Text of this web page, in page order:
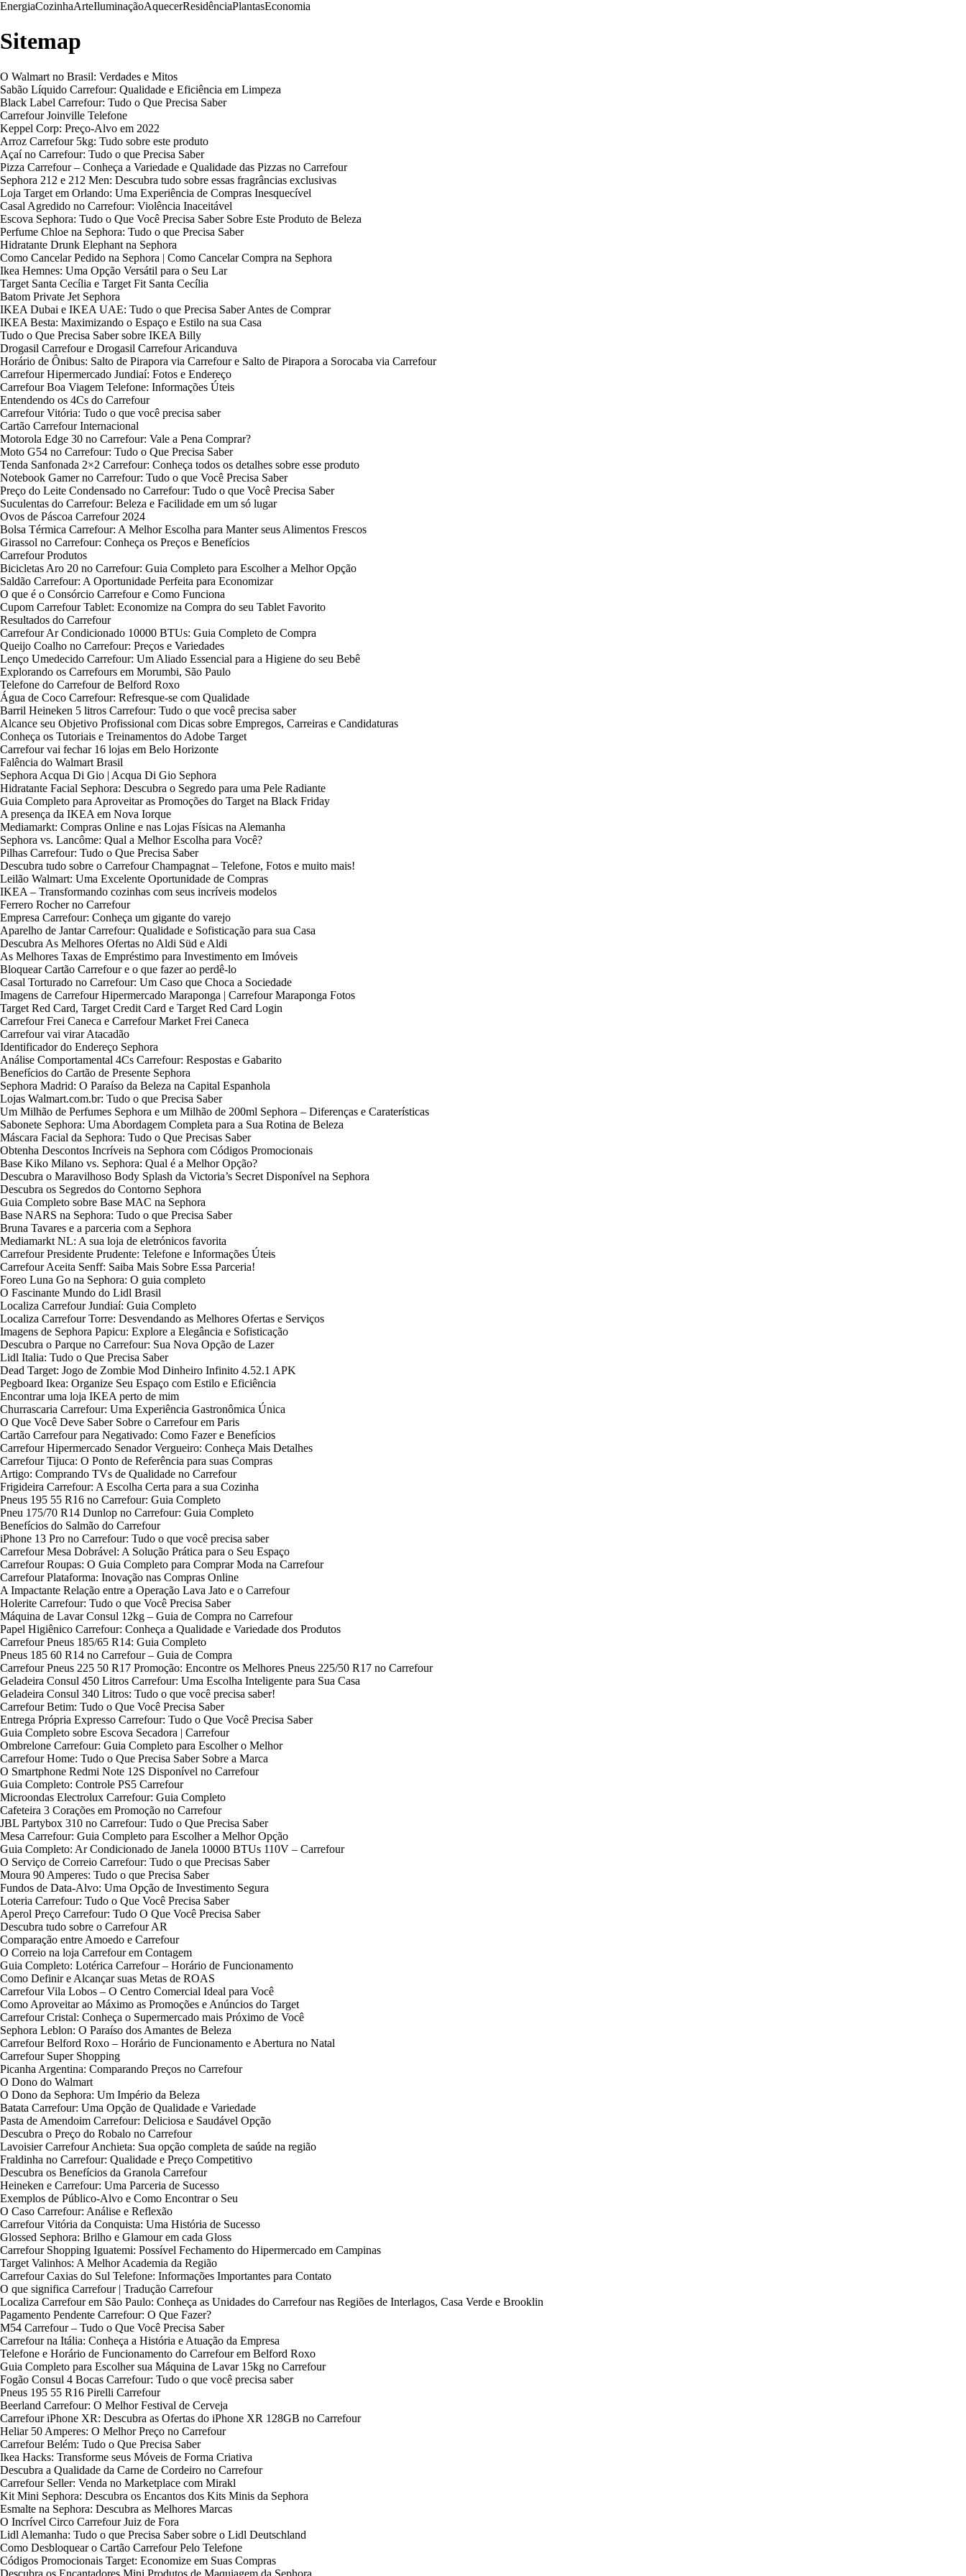
EnergiaCozinhaArteIluminaçãoAquecerResidênciaPlantasEconomia
Sitemap
O Walmart no Brasil: Verdades e Mitos
Sabão Líquido Carrefour: Qualidade e Eficiência em Limpeza
Black Label Carrefour: Tudo o Que Precisa Saber
Carrefour Joinville Telefone
Keppel Corp: Preço-Alvo em 2022
Arroz Carrefour 5kg: Tudo sobre este produto
Açaí no Carrefour: Tudo o que Precisa Saber
Pizza Carrefour – Conheça a Variedade e Qualidade das Pizzas no Carrefour
Sephora 212 e 212 Men: Descubra tudo sobre essas fragrâncias exclusivas
Loja Target em Orlando: Uma Experiência de Compras Inesquecível
Casal Agredido no Carrefour: Violência Inaceitável
Escova Sephora: Tudo o Que Você Precisa Saber Sobre Este Produto de Beleza
Perfume Chloe na Sephora: Tudo o que Precisa Saber
Hidratante Drunk Elephant na Sephora
Como Cancelar Pedido na Sephora | Como Cancelar Compra na Sephora
Ikea Hemnes: Uma Opção Versátil para o Seu Lar
Target Santa Cecília e Target Fit Santa Cecília
Batom Private Jet Sephora
IKEA Dubai e IKEA UAE: Tudo o que Precisa Saber Antes de Comprar
IKEA Besta: Maximizando o Espaço e Estilo na sua Casa
Tudo o Que Precisa Saber sobre IKEA Billy
Drogasil Carrefour e Drogasil Carrefour Aricanduva
Horário de Ônibus: Salto de Pirapora via Carrefour e Salto de Pirapora a Sorocaba via Carrefour
Carrefour Hipermercado Jundiaí: Fotos e Endereço
Carrefour Boa Viagem Telefone: Informações Úteis
Entendendo os 4Cs do Carrefour
Carrefour Vitória: Tudo o que você precisa saber
Cartão Carrefour Internacional
Motorola Edge 30 no Carrefour: Vale a Pena Comprar?
Moto G54 no Carrefour: Tudo o Que Precisa Saber
Tenda Sanfonada 2×2 Carrefour: Conheça todos os detalhes sobre esse produto
Notebook Gamer no Carrefour: Tudo o que Você Precisa Saber
Preço do Leite Condensado no Carrefour: Tudo o que Você Precisa Saber
Suculentas do Carrefour: Beleza e Facilidade em um só lugar
Ovos de Páscoa Carrefour 2024
Bolsa Térmica Carrefour: A Melhor Escolha para Manter seus Alimentos Frescos
Girassol no Carrefour: Conheça os Preços e Benefícios
Carrefour Produtos
Bicicletas Aro 20 no Carrefour: Guia Completo para Escolher a Melhor Opção
Saldão Carrefour: A Oportunidade Perfeita para Economizar
O que é o Consórcio Carrefour e Como Funciona
Cupom Carrefour Tablet: Economize na Compra do seu Tablet Favorito
Resultados do Carrefour
Carrefour Ar Condicionado 10000 BTUs: Guia Completo de Compra
Queijo Coalho no Carrefour: Preços e Variedades
Lenço Umedecido Carrefour: Um Aliado Essencial para a Higiene do seu Bebê
Explorando os Carrefours em Morumbi, São Paulo
Telefone do Carrefour de Belford Roxo
Água de Coco Carrefour: Refresque-se com Qualidade
Barril Heineken 5 litros Carrefour: Tudo o que você precisa saber
Alcance seu Objetivo Profissional com Dicas sobre Empregos, Carreiras e Candidaturas
Conheça os Tutoriais e Treinamentos do Adobe Target
Carrefour vai fechar 16 lojas em Belo Horizonte
Falência do Walmart Brasil
Sephora Acqua Di Gio | Acqua Di Gio Sephora
Hidratante Facial Sephora: Descubra o Segredo para uma Pele Radiante
Guia Completo para Aproveitar as Promoções do Target na Black Friday
A presença da IKEA em Nova Iorque
Mediamarkt: Compras Online e nas Lojas Físicas na Alemanha
Sephora vs. Lancôme: Qual a Melhor Escolha para Você?
Pilhas Carrefour: Tudo o Que Precisa Saber
Descubra tudo sobre o Carrefour Champagnat – Telefone, Fotos e muito mais!
Leilão Walmart: Uma Excelente Oportunidade de Compras
IKEA – Transformando cozinhas com seus incríveis modelos
Ferrero Rocher no Carrefour
Empresa Carrefour: Conheça um gigante do varejo
Aparelho de Jantar Carrefour: Qualidade e Sofisticação para sua Casa
Descubra As Melhores Ofertas no Aldi Süd e Aldi
As Melhores Taxas de Empréstimo para Investimento em Imóveis
Bloquear Cartão Carrefour e o que fazer ao perdê-lo
Casal Torturado no Carrefour: Um Caso que Choca a Sociedade
Imagens de Carrefour Hipermercado Maraponga | Carrefour Maraponga Fotos
Target Red Card, Target Credit Card e Target Red Card Login
Carrefour Frei Caneca e Carrefour Market Frei Caneca
Carrefour vai virar Atacadão
Identificador do Endereço Sephora
Análise Comportamental 4Cs Carrefour: Respostas e Gabarito
Benefícios do Cartão de Presente Sephora
Sephora Madrid: O Paraíso da Beleza na Capital Espanhola
Lojas Walmart.com.br: Tudo o que Precisa Saber
Um Milhão de Perfumes Sephora e um Milhão de 200ml Sephora – Diferenças e Caraterísticas
Sabonete Sephora: Uma Abordagem Completa para a Sua Rotina de Beleza
Máscara Facial da Sephora: Tudo o Que Precisas Saber
Obtenha Descontos Incríveis na Sephora com Códigos Promocionais
Base Kiko Milano vs. Sephora: Qual é a Melhor Opção?
Descubra o Maravilhoso Body Splash da Victoria’s Secret Disponível na Sephora
Descubra os Segredos do Contorno Sephora
Guia Completo sobre Base MAC na Sephora
Base NARS na Sephora: Tudo o que Precisa Saber
Bruna Tavares e a parceria com a Sephora
Mediamarkt NL: A sua loja de eletrónicos favorita
Carrefour Presidente Prudente: Telefone e Informações Úteis
Carrefour Aceita Senff: Saiba Mais Sobre Essa Parceria!
Foreo Luna Go na Sephora: O guia completo
O Fascinante Mundo do Lidl Brasil
Localiza Carrefour Jundiaí: Guia Completo
Localiza Carrefour Torre: Desvendando as Melhores Ofertas e Serviços
Imagens de Sephora Papicu: Explore a Elegância e Sofisticação
Descubra o Parque no Carrefour: Sua Nova Opção de Lazer
Lidl Italia: Tudo o Que Precisa Saber
Dead Target: Jogo de Zombie Mod Dinheiro Infinito 4.52.1 APK
Pegboard Ikea: Organize Seu Espaço com Estilo e Eficiência
Encontrar uma loja IKEA perto de mim
Churrascaria Carrefour: Uma Experiência Gastronômica Única
O Que Você Deve Saber Sobre o Carrefour em Paris
Cartão Carrefour para Negativado: Como Fazer e Benefícios
Carrefour Hipermercado Senador Vergueiro: Conheça Mais Detalhes
Carrefour Tijuca: O Ponto de Referência para suas Compras
Artigo: Comprando TVs de Qualidade no Carrefour
Frigideira Carrefour: A Escolha Certa para a sua Cozinha
Pneus 195 55 R16 no Carrefour: Guia Completo
Pneu 175/70 R14 Dunlop no Carrefour: Guia Completo
Benefícios do Salmão do Carrefour
iPhone 13 Pro no Carrefour: Tudo o que você precisa saber
Carrefour Mesa Dobrável: A Solução Prática para o Seu Espaço
Carrefour Roupas: O Guia Completo para Comprar Moda na Carrefour
Carrefour Plataforma: Inovação nas Compras Online
A Impactante Relação entre a Operação Lava Jato e o Carrefour
Holerite Carrefour: Tudo o que Você Precisa Saber
Máquina de Lavar Consul 12kg – Guia de Compra no Carrefour
Papel Higiênico Carrefour: Conheça a Qualidade e Variedade dos Produtos
Carrefour Pneus 185/65 R14: Guia Completo
Pneus 185 60 R14 no Carrefour – Guia de Compra
Carrefour Pneus 225 50 R17 Promoção: Encontre os Melhores Pneus 225/50 R17 no Carrefour
Geladeira Consul 450 Litros Carrefour: Uma Escolha Inteligente para Sua Casa
Geladeira Consul 340 Litros: Tudo o que você precisa saber!
Carrefour Betim: Tudo o Que Você Precisa Saber
Entrega Própria Expresso Carrefour: Tudo o Que Você Precisa Saber
Guia Completo sobre Escova Secadora | Carrefour
Ombrelone Carrefour: Guia Completo para Escolher o Melhor
Carrefour Home: Tudo o Que Precisa Saber Sobre a Marca
O Smartphone Redmi Note 12S Disponível no Carrefour
Guia Completo: Controle PS5 Carrefour
Microondas Electrolux Carrefour: Guia Completo
Cafeteira 3 Corações em Promoção no Carrefour
JBL Partybox 310 no Carrefour: Tudo o Que Precisa Saber
Mesa Carrefour: Guia Completo para Escolher a Melhor Opção
Guia Completo: Ar Condicionado de Janela 10000 BTUs 110V – Carrefour
O Serviço de Correio Carrefour: Tudo o que Precisas Saber
Moura 90 Amperes: Tudo o que Precisa Saber
Fundos de Data-Alvo: Uma Opção de Investimento Segura
Loteria Carrefour: Tudo o Que Você Precisa Saber
Aperol Preço Carrefour: Tudo O Que Você Precisa Saber
Descubra tudo sobre o Carrefour AR
Comparação entre Amoedo e Carrefour
O Correio na loja Carrefour em Contagem
Guia Completo: Lotérica Carrefour – Horário de Funcionamento
Como Definir e Alcançar suas Metas de ROAS
Carrefour Vila Lobos – O Centro Comercial Ideal para Você
Como Aproveitar ao Máximo as Promoções e Anúncios do Target
Carrefour Cristal: Conheça o Supermercado mais Próximo de Você
Sephora Leblon: O Paraíso dos Amantes de Beleza
Carrefour Belford Roxo – Horário de Funcionamento e Abertura no Natal
Carrefour Super Shopping
Picanha Argentina: Comparando Preços no Carrefour
O Dono do Walmart
O Dono da Sephora: Um Império da Beleza
Batata Carrefour: Uma Opção de Qualidade e Variedade
Pasta de Amendoim Carrefour: Deliciosa e Saudável Opção
Descubra o Preço do Robalo no Carrefour
Lavoisier Carrefour Anchieta: Sua opção completa de saúde na região
Fraldinha no Carrefour: Qualidade e Preço Competitivo
Descubra os Benefícios da Granola Carrefour
Heineken e Carrefour: Uma Parceria de Sucesso
Exemplos de Público-Alvo e Como Encontrar o Seu
O Caso Carrefour: Análise e Reflexão
Carrefour Vitória da Conquista: Uma História de Sucesso
Glossed Sephora: Brilho e Glamour em cada Gloss
Carrefour Shopping Iguatemi: Possível Fechamento do Hipermercado em Campinas
Target Valinhos: A Melhor Academia da Região
Carrefour Caxias do Sul Telefone: Informações Importantes para Contato
O que significa Carrefour | Tradução Carrefour
Localiza Carrefour em São Paulo: Conheça as Unidades do Carrefour nas Regiões de Interlagos, Casa Verde e Brooklin
Pagamento Pendente Carrefour: O Que Fazer?
M54 Carrefour – Tudo o Que Você Precisa Saber
Carrefour na Itália: Conheça a História e Atuação da Empresa
Telefone e Horário de Funcionamento do Carrefour em Belford Roxo
Guia Completo para Escolher sua Máquina de Lavar 15kg no Carrefour
Fogão Consul 4 Bocas Carrefour: Tudo o que você precisa saber
Pneus 195 55 R16 Pirelli Carrefour
Beerland Carrefour: O Melhor Festival de Cerveja
Carrefour iPhone XR: Descubra as Ofertas do iPhone XR 128GB no Carrefour
Heliar 50 Amperes: O Melhor Preço no Carrefour
Carrefour Belém: Tudo o Que Precisa Saber
Ikea Hacks: Transforme seus Móveis de Forma Criativa
Descubra a Qualidade da Carne de Cordeiro no Carrefour
Carrefour Seller: Venda no Marketplace com Mirakl
Kit Mini Sephora: Descubra os Encantos dos Kits Minis da Sephora
Esmalte na Sephora: Descubra as Melhores Marcas
O Incrível Circo Carrefour Juiz de Fora
Lidl Alemanha: Tudo o que Precisa Saber sobre o Lidl Deutschland
Como Desbloquear o Cartão Carrefour Pelo Telefone
Códigos Promocionais Target: Economize em Suas Compras
Descubra os Encantadores Mini Produtos de Maquiagem da Sephora